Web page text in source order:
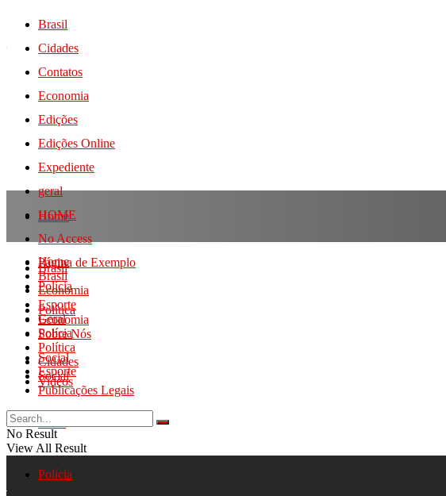
Brasil
Cidades
Contatos
Economia
Edições
Edições Online
Expediente
geral
HOME
No Access
Página de Exemplo
Polícia
Política
Sobre Nós
Social
Videos
Home
Brasil
Economia
Esporte
Geral
Polícia
Home
Brasil
Economia
Esporte
Geral
Polícia
Política
Cidades
Social
Publicações Legais
No Result
View All Result